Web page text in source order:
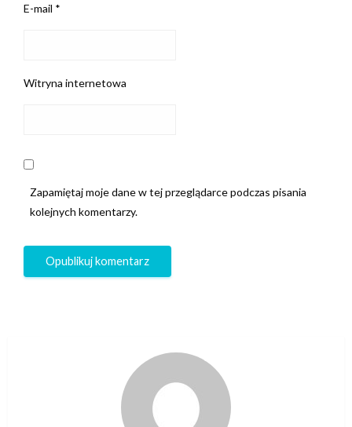
E-mail *
Witryna internetowa
Zapamiętaj moje dane w tej przeglądarce podczas pisania
kolejnych komentarzy.